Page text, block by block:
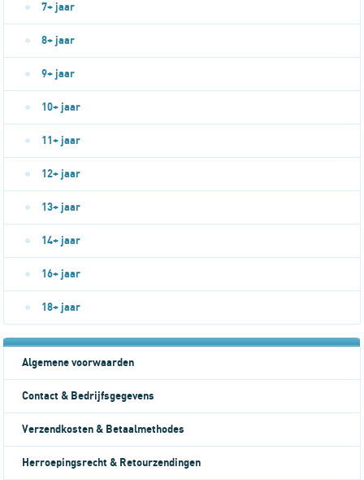
7+ jaar
8+ jaar
9+ jaar
10+ jaar
11+ jaar
12+ jaar
13+ jaar
14+ jaar
16+ jaar
18+ jaar
Algemene voorwaarden
Contact & Bedrijfsgegevens
Verzendkosten & Betaalmethodes
Herroepingsrecht & Retourzendingen